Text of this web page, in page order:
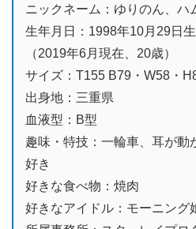
ニックネーム：ゆりのん、ハ
生年月日：1998年10月29日
（2019年6月現在、20歳）
サイズ：T155 B79・W58・
出身地：三重県
血液型：B型
趣味・特技：一輪車、耳が動
好き
好きな食べ物：焼肉
好きなアイドル：モーニング